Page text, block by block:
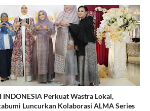
INDONESIA Perkuat Wastra Lokal,
Luncurkan Kolaborasi ALMA Series